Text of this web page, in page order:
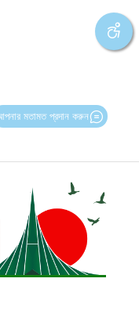
মতামত প্রদান করুন